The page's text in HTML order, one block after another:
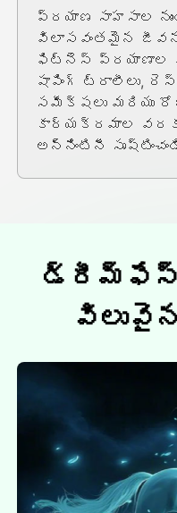
అనుభవాలు
ప్రయాణ సాహసాల
విలాసవంతమైన
ఫిట్నెస్ ప్రయాణాల
షాపింగ్ ట్రాలీలు,
సమీక్షలు మరియు
కార్యక్రమాల
అన్నింటినీ
డ్రీమ్ఫేస్